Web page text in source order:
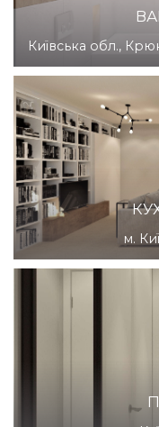
Київська обл.,
м.